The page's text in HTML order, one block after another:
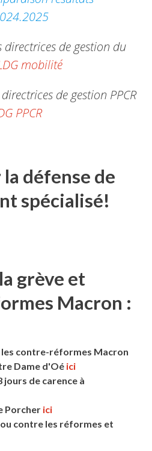
directrices de gestion du
mobilité
de gestion PPCR
PPCR
défense de
spécialisé!
grève et
Macron :
contre-réformes Macron
Dame d'Oé ici
de carence à
Porcher ici
contre les réformes et